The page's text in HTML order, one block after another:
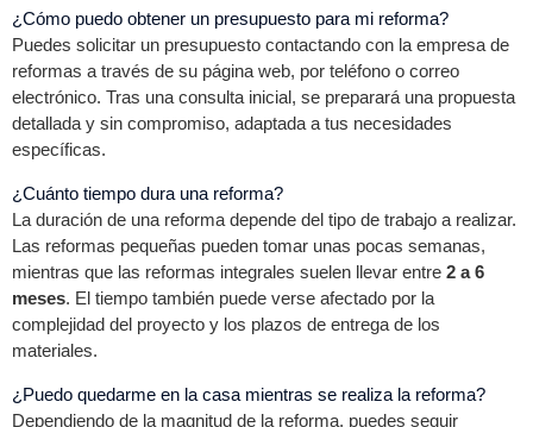
¿Cómo puedo obtener un presupuesto para mi reforma?
Puedes solicitar un presupuesto contactando con la empresa de
reformas a través de su página web, por teléfono o correo
electrónico. Tras una consulta inicial, se preparará una propuesta
detallada y sin compromiso, adaptada a tus necesidades
específicas.
¿Cuánto tiempo dura una reforma?
La duración de una reforma depende del tipo de trabajo a realizar.
Las reformas pequeñas pueden tomar unas pocas semanas,
mientras que las reformas integrales suelen llevar entre 2 a 6
meses. El tiempo también puede verse afectado por la
complejidad del proyecto y los plazos de entrega de los
materiales.
¿Puedo quedarme en la casa mientras se realiza la reforma?
Dependiendo de la magnitud de la reforma, puedes seguir